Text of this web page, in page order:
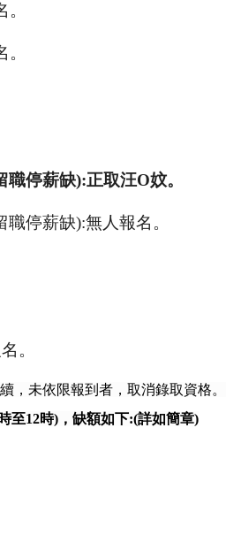
職停薪缺):正取汪O妏。
職停薪缺):無人報名。
。
，未依限報到者，取消錄取資格。
時至12時) ，缺額如下:(詳如簡章)